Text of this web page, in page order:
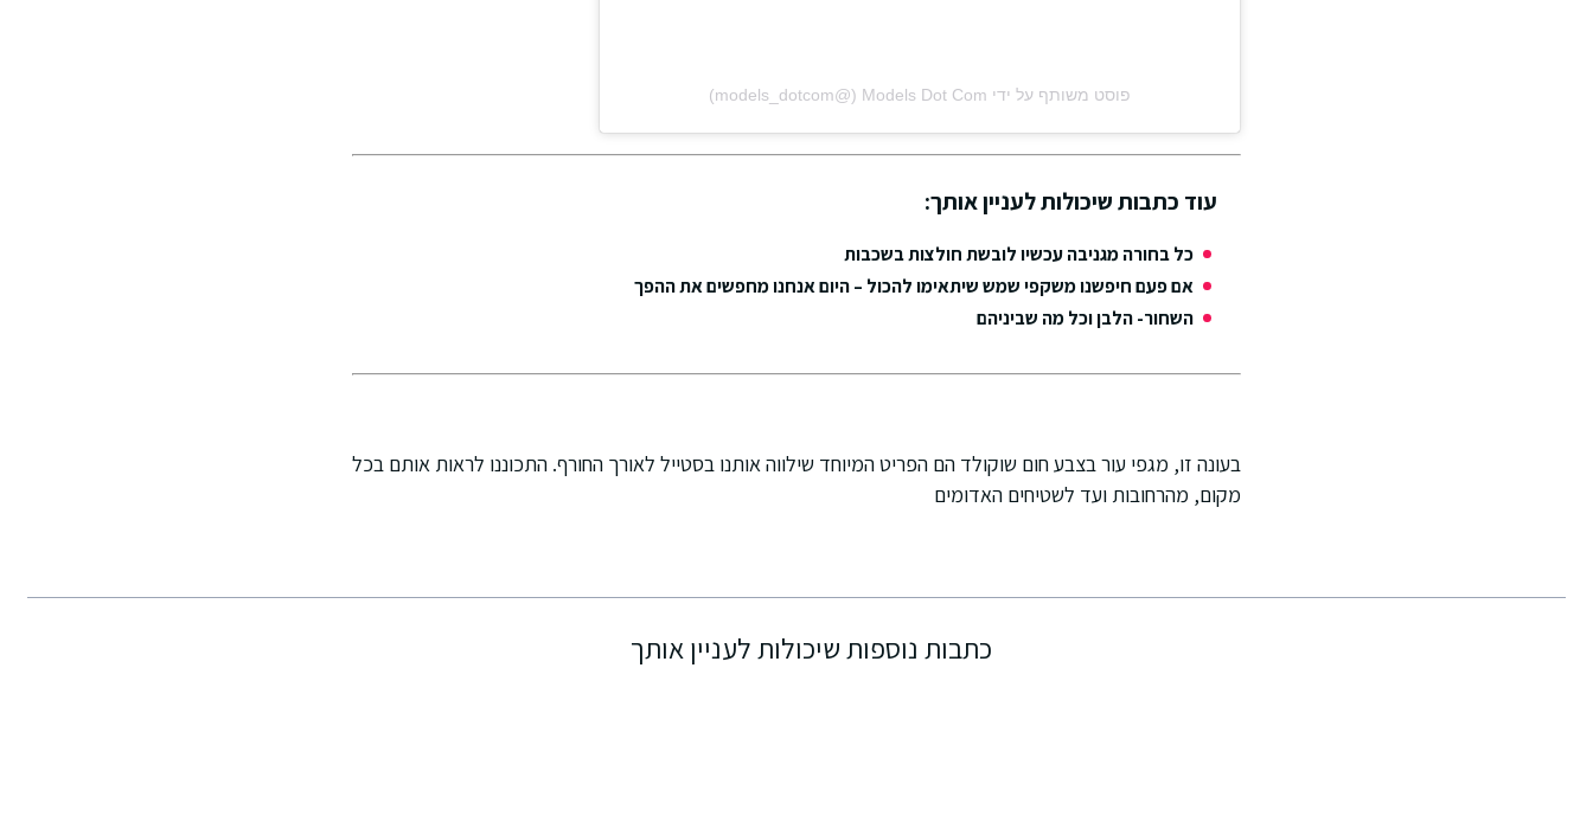
פוסט משותף על ידי ‏‎Models Dot Com‎‏ (@‏‎models_dotcom‎‏)
עוד כתבות שיכולות לעניין אותך:
כל בחורה מגניבה עכשיו לובשת חולצות בשכבות
אם פעם חיפשנו משקפי שמש שיתאימו להכול – היום אנחנו מחפשים את ההפך
השחור- הלבן וכל מה שביניהם
בעונה זו, מגפי עור בצבע חום שוקולד הם הפריט המיוחד שילווה אותנו בסטייל לאורך החורף. התכוננו לראות אותם בכל
מקום, מהרחובות ועד לשטיחים האדומים
כתבות נוספות שיכולות לעניין אותך